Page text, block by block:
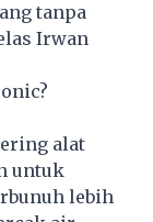
tanpa
Irwan
alat
untuk
lebih